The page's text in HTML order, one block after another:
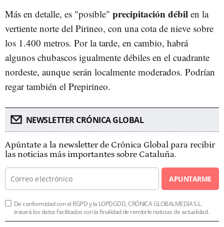
Más en detalle, es "posible" precipitación débil en la
vertiente norte del Pirineo, con una cota de nieve sobre
los 1.400 metros. Por la tarde, en cambio, habrá
algunos chubascos igualmente débiles en el cuadrante
nordeste, aunque serán localmente moderados. Podrían
regar también el Prepirineo.
NEWSLETTER CRÓNICA GLOBAL
Apúntate a la newsletter de Crónica Global para recibir
las noticias más importantes sobre Cataluña.
APUNTARME
De conformidad con el RGPD y la LOPDGDD, CRÓNICA GLOBALMEDIA S.L.
tratará los datos facilitados con la finalidad de remitirle noticias de actualidad.